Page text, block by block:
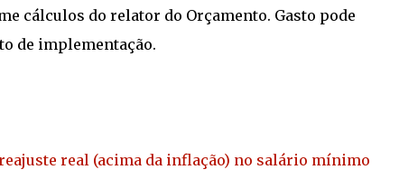
cálculos do relator do Orçamento. Gasto pode
de implementação.
real (acima da inflação) no salário mínimo